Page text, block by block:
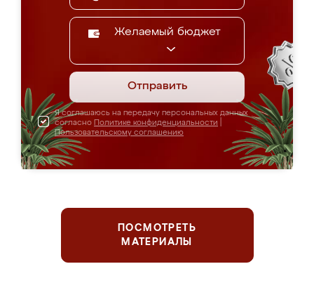
Желаемый бюджет
Отправить
Я соглашаюсь на передачу персональных данных
согласно Политике конфиденциальности
Пользовательскому соглашению
ПОСМОТРЕТЬ
МАТЕРИАЛЫ